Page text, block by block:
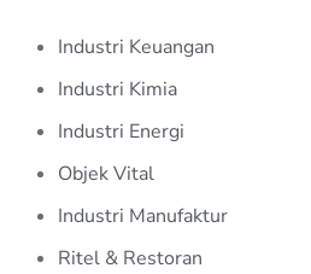
Industri Keuangan
Industri Kimia
Industri Energi
Objek Vital
Industri Manufaktur
Ritel & Restoran